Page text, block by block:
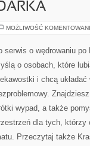
MOŻLIWOŚĆ
serwis o wędrowaniu
o osobach, które
i chcą
wypad, a także
dla tych, którzy
Przeczytaj także